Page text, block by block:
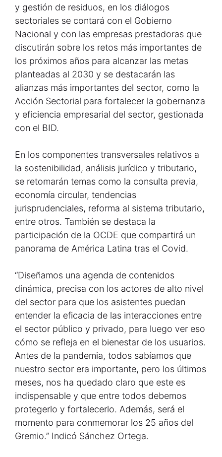
y gestión de residuos, en los diálogos
sectoriales se contará con el Gobierno
Nacional y con las empresas prestadoras que
discutirán sobre los retos más importantes de
los próximos años para alcanzar las metas
planteadas al 2030 y se destacarán las
alianzas más importantes del sector, como la
Acción Sectorial para fortalecer la gobernanza
y eficiencia empresarial del sector, gestionada
con el BID.
En los componentes transversales relativos a
la sostenibilidad, análisis jurídico y tributario,
se retomarán temas como la consulta previa,
economía circular, tendencias
jurisprudenciales, reforma al sistema tributario,
entre otros. También se destaca la
participación de la OCDE que compartirá un
panorama de América Latina tras el Covid.
“Diseñamos una agenda de contenidos
dinámica, precisa con los actores de alto nivel
del sector para que los asistentes puedan
entender la eficacia de las interacciones entre
el sector público y privado, para luego ver eso
cómo se refleja en el bienestar de los usuarios.
Antes de la pandemia, todos sabíamos que
nuestro sector era importante, pero los últimos
meses, nos ha quedado claro que este es
indispensable y que entre todos debemos
protegerlo y fortalecerlo. Además, será el
momento para conmemorar los 25 años del
Gremio.” Indicó Sánchez Ortega.